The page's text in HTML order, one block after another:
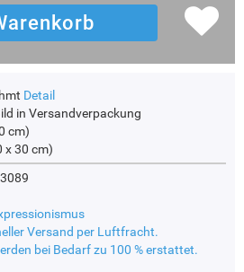
Detail
in Versandverpackung
cm)
x 30 cm)
Versand per Luftfracht.
bei Bedarf zu 100 % erstattet.